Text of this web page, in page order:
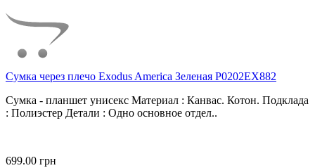
Сумка через плечо Exodus America Зеленая P0202EX882
Сумка - планшет унисекс Материал : Канвас. Котон. Подклада
: Полиэстер Детали : Одно основное отдел..
699.00 грн